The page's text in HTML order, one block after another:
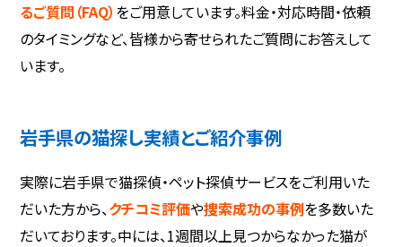
るご質問（FAQ） をご用意しています。料金・対応時間・依頼
のタイミングなど、皆様から寄せられたご質問にお答えして
います。
岩手県の猫探し実績とご紹介事例
実際に岩手県で猫探偵・ペット探偵サービスをご利用いた
だいた方から、クチコミ評価や捜索成功の事例を多数いた
だいております。中には、1週間以上見つからなかった猫が